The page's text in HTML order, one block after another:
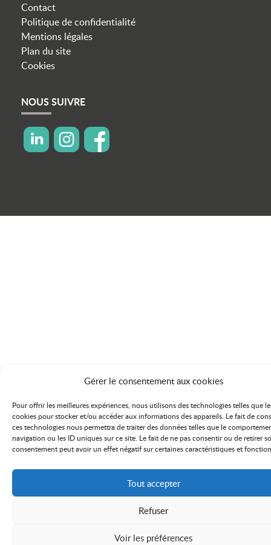
Gérer le consentement aux cookies
Pour offrir les meilleures expériences, nous utilisons des technologies telles que
cookies pour stocker et/ou accéder aux informations des appareils. Le fait de
ces technologies nous permettra de traiter des données telles que le
navigation ou les ID uniques sur ce site. Le fait de ne pas consentir ou de retirer
consentement peut avoir un effet négatif sur certaines caractéristiques et
Tout accepter
Refuser
Voir les préférences
Contact
Politique de confidentialité
Mentions légales
Plan du site
Cookies
NOUS SUIVRE
icon linkedinicon instagramicon facebook